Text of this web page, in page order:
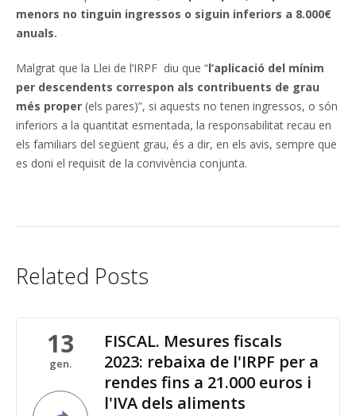
menors no tinguin ingressos o siguin inferiors a 8.000€
anuals.
Malgrat que la Llei de l’IRPF diu que “l’aplicació del mínim
per descendents correspon als contribuents de grau
més proper (els pares)”, si aquests no tenen ingressos, o són
inferiors a la quantitat esmentada, la responsabilitat recau en
els familiars del següent grau, és a dir, en els avis, sempre que
es doni el requisit de la convivència conjunta.
Related Posts
13
gen.
FISCAL. Mesures fiscals
2023: rebaixa de l'IRPF per a
rendes fins a 21.000 euros i
l'IVA dels aliments